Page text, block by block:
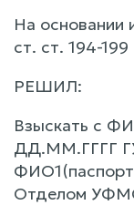
На основании
ст. ст. 194-
РЕШИЛ:
Взыскать с
ДД.ММ.ГГГГ
Отделом